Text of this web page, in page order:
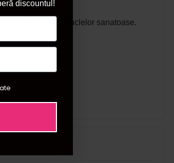
la mentinerea buclelor sanatoase.
discountul!